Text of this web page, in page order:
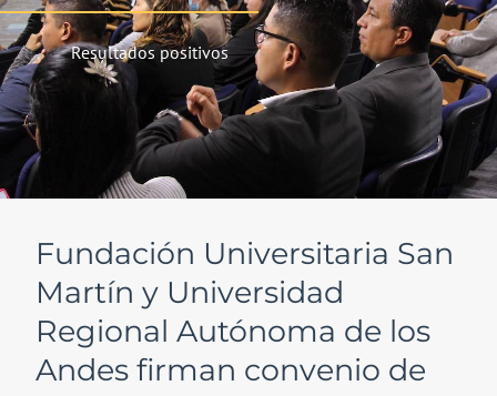
Resultados positivos
Fundación Universitaria San
Martín y Universidad
Regional Autónoma de los
Andes firman convenio de